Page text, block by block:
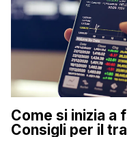
Come si inizia a
Consigli per il